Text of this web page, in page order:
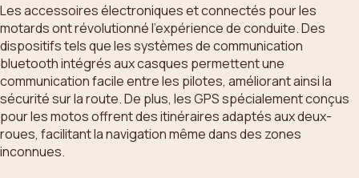
Les accessoires électroniques et connectés pour les
motards ont révolutionné l’expérience de conduite. Des
dispositifs tels que les systèmes de communication
bluetooth intégrés aux casques permettent une
communication facile entre les pilotes, améliorant ainsi la
sécurité sur la route. De plus, les GPS spécialement conçus
pour les motos offrent des itinéraires adaptés aux deux-
roues, facilitant la navigation même dans des zones
inconnues.